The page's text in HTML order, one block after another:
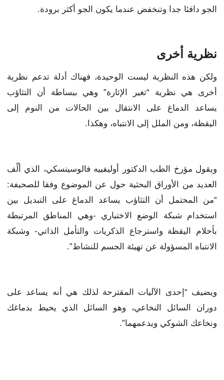
الجو دافئا جدا وتنخفض عندما يكون الجو أكثر برودة.
نظرية أخرى
ولكن هذه النظرية ليست الوحيدة، فهناك أدلة تدعم نظرية
أخرى هي نظرية “تغير الإثارة” وهي ببساطة أن التثاؤب
يساعد الدماغ على الانتقال بين الحالات من النوم إلى
اليقظة، ومن الملل إلى الانتباه، وهكذا.
ويقول مؤرخ الطب الدكتور أوليفييه فالوسينسكي، الذي ألّف
العديد من الأوراق البحثية حول عن الموضوع وفقا للصحيفة:
“من المحتمل أن التثاؤب يساعد الدماغ على التبديل بين
استخدام شبكة الوضع الاختباري -وهي المناطق المرتبطة
بأحلام اليقظة واسترجاع الذكريات والتأمل الذاتي- وشبكة
الانتباه المسؤولة عن تهيئة الجسم للنشاط”.
ويضيف “إحدى الآليات المقترحة لذلك هي أنه يساعد على
دوران السائل النخاعي، وهو السائل الذي يحيط بدماغك
ونخاعك الشوكي ويدعمهما”.